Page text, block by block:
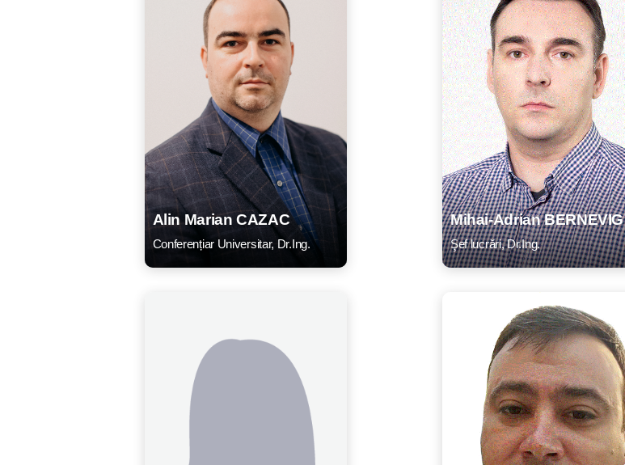
Alin Marian CAZAC
Conferențiar Universitar, Dr.Ing.
Mihai-Adrian BERNEVIG
Şef lucrări, Dr.Ing.